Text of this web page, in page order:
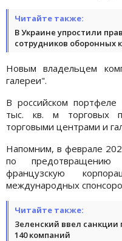
Читайте также:
В Украине упростили
сотрудников оборонных
Новым владельцем
галереи".
В российском
тыс. кв. м торговых
торговыми центрами и
Напомним, в феврале
по
французскую
международных
Читайте также:
Зеленский ввел санкции
140 компаний